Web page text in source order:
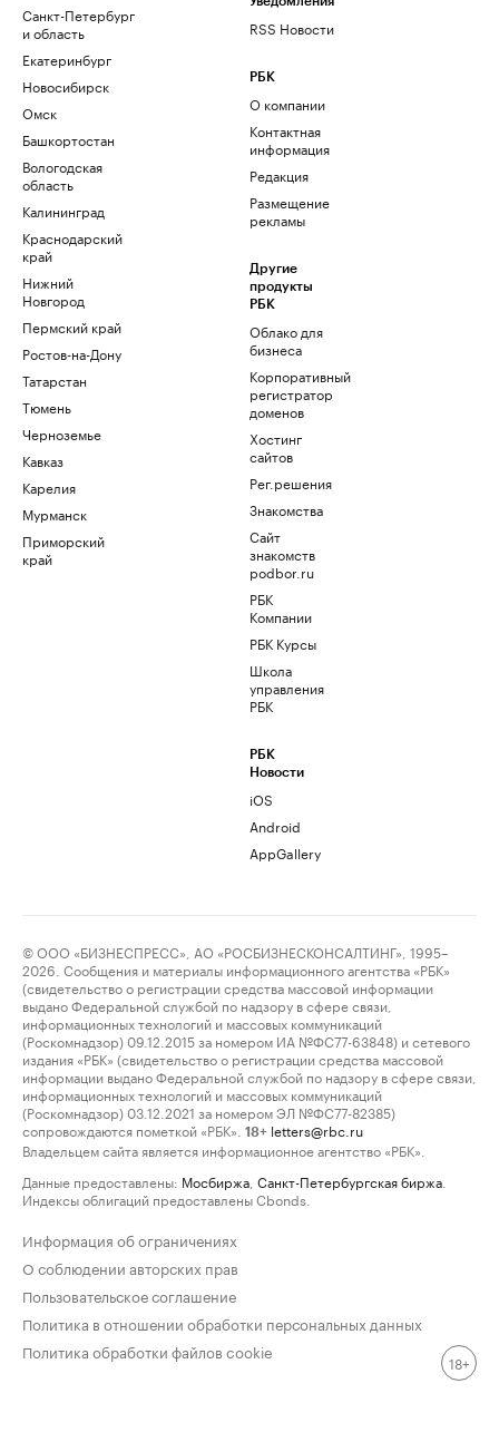
Санкт-Петербург
и область
Екатеринбург
Новосибирск
Омск
Башкортостан
Вологодская
область
Калининград
Краснодарский
край
Нижний
Новгород
Пермский край
Ростов-на-Дону
Татарстан
Тюмень
Черноземье
Кавказ
Карелия
Мурманск
Приморский
край
RSS Новости
РБК
О компании
Контактная
информация
Редакция
Размещение
рекламы
Другие
продукты
РБК
Облако для
бизнеса
Корпоративный
регистратор
доменов
Хостинг
сайтов
Рег.решения
Знакомства
Сайт
знакомств
podbor.ru
РБК
Компании
РБК Курсы
Школа
управления
РБК
РБК
Новости
iOS
Android
AppGallery
© ООО «БИЗНЕСПРЕСС», АО «РОСБИЗНЕСКОНСАЛТИНГ», 1995–
2026. Сообщения и материалы информационного агентства «РБК»
(свидетельство о регистрации средства массовой информации
выдано Федеральной службой по надзору в сфере связи,
информационных технологий и массовых коммуникаций
(Роскомнадзор) 09.12.2015 за номером ИА №ФС77-63848) и сетевого
издания «РБК» (свидетельство о регистрации средства массовой
информации выдано Федеральной службой по надзору в сфере связи,
информационных технологий и массовых коммуникаций
(Роскомнадзор) 03.12.2021 за номером ЭЛ №ФС77-82385)
сопровождаются пометкой «РБК».
18+ letters@rbc.ru
Владельцем сайта является информационное агентство «РБК».
Данные предоставлены: Мосбиржа Санкт-Петербургская биржа
Индексы облигаций предоставлены Cbonds.
Информация об ограничениях
О соблюдении авторских прав
Пользовательское соглашение
Политика в отношении обработки персональных данных
Политика обработки файлов cookie
18+